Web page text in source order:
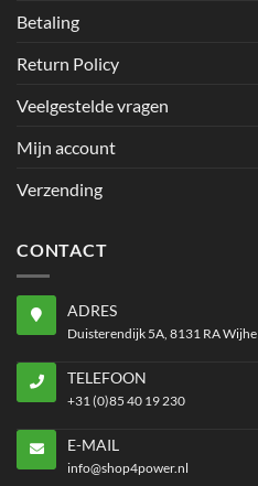
Betaling
Return Policy
Veelgestelde vragen
Mijn account
Verzending
CONTACT
ADRES
Duisterendijk 5A, 8131 RA Wijhe
TELEFOON
+31 (0)85 40 19 230
E-MAIL
info@shop4power.nl